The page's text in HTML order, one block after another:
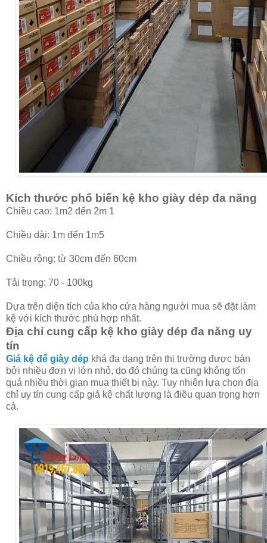
Kích thước phổ biến kệ kho giày dép đa năng
Chiều cao: 1m2 đến 2m 1
Chiều dài: 1m đến 1m5
Chiều rộng: từ 30cm đến 60cm
Tải trọng: 70 - 100kg
Dựa trên diện tích của kho cửa hàng người mua sẽ đặt làm
kệ với kích thước phù hợp nhất.
Địa chỉ cung cấp kệ kho giày dép đa năng uy
tín
Giá kệ để giày dép khá đa dạng trên thị trường được bán
bởi nhiều đơn vị lớn nhỏ, do đó chúng ta cũng không tốn
quá nhiều thời gian mua thiết bị này. Tuy nhiên lựa chọn địa
chỉ uy tín cung cấp giá kệ chất lượng là điều quan trọng hơn
cả.